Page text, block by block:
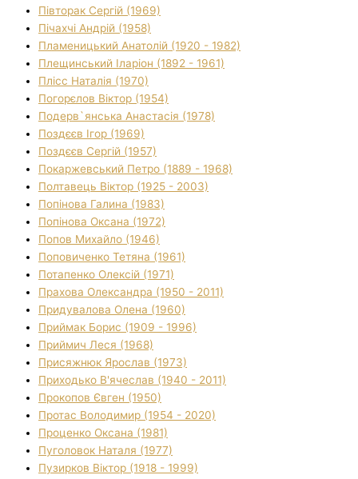
Півторак Сергій (1969)
Пічахчі Андрій (1958)
Пламеницький Анатолій (1920 - 1982)
Плещинський Іларіон (1892 - 1961)
Плісс Наталія (1970)
Погорєлов Віктор (1954)
Подерв`янська Анастасія (1978)
Поздєєв Ігор (1969)
Поздєєв Сергій (1957)
Покаржевський Петро (1889 - 1968)
Полтавець Віктор (1925 - 2003)
Попінова Галина (1983)
Попінова Оксана (1972)
Попов Михайло (1946)
Поповиченко Тетяна (1961)
Потапенко Олексій (1971)
Прахова Олександра (1950 - 2011)
Придувалова Олена (1960)
Приймак Борис (1909 - 1996)
Приймич Леся (1968)
Присяжнюк Ярослав (1973)
Приходько В'ячеслав (1940 - 2011)
Прокопов Євген (1950)
Протас Володимир (1954 - 2020)
Проценко Оксана (1981)
Пуголовок Наталя (1977)
Пузирков Віктор (1918 - 1999)